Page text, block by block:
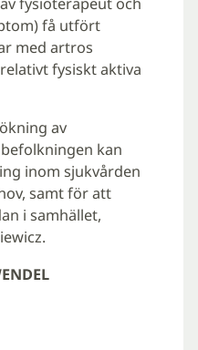
få utfört
med artros
fysiskt aktiva
av
kan
inom sjukvården
samt för att
i samhället,